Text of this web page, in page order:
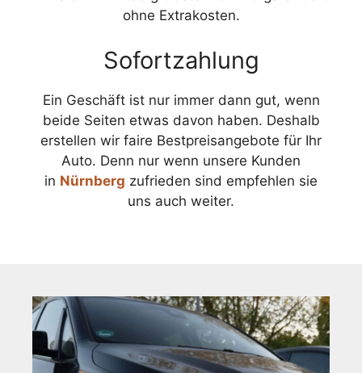
ohne Extrakosten.
Sofortzahlung
Ein Geschäft ist nur immer dann gut, wenn
beide Seiten etwas davon haben. Deshalb
erstellen wir faire Bestpreisangebote für Ihr
Auto. Denn nur wenn unsere Kunden
in Nürnberg zufrieden sind empfehlen sie
uns auch weiter.